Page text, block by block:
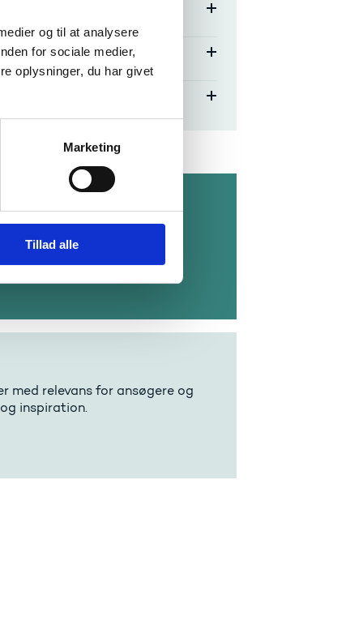
og til at analysere
for sociale medier,
oplysninger, du har givet
Marketing
Tillad alle
som er det nationale
her:
relevans for ansøgere og
inspiration.